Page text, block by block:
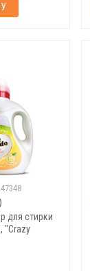
для стирки
"Crazy